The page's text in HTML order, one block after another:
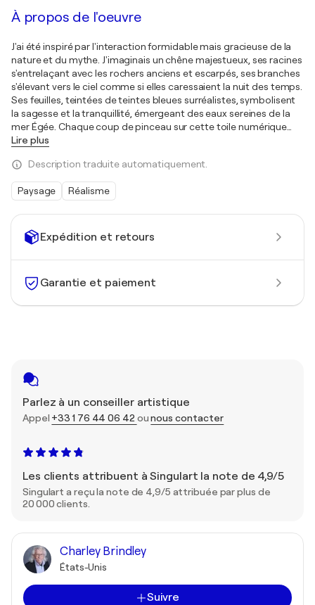
Expédition et retours
Garantie et paiement
Parlez à un conseiller artistique
Appel +33 1 76 44 06 42 ounous contacter
Les clients attribuent à Singulart la note de 4,9/5
Singulart a reçu la note de 4,9/5 attribuée par plus de
20 000 clients.
Charley Brindley
États-Unis
Suivre
À propos de l'oeuvre
J'ai été inspiré par l'interaction formidable mais gracieuse de la
nature et du mythe. J'imaginais un chêne majestueux, ses racines
s'entrelaçant avec les rochers anciens et escarpés, ses branches
s'élevant vers le ciel comme si elles caressaient la nuit des temps.
Ses feuilles, teintées de teintes bleues surréalistes, symbolisent
la sagesse et la tranquillité, émergeant des eaux sereines de la
mer Égée. Chaque coup de pinceau sur cette toile numérique
Lire plus
Description traduite automatiquement.
Paysage Réalisme